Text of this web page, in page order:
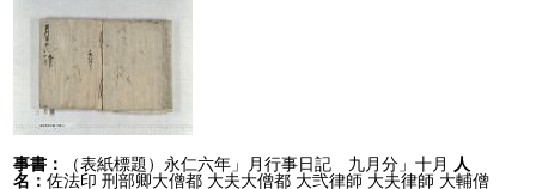
事書： （表紙標題）永仁六年」月行事日記 九月分」十月
人
名：佐法印 刑部卿大僧都 大夫大僧都 大弐律師 大夫律師 大輔僧